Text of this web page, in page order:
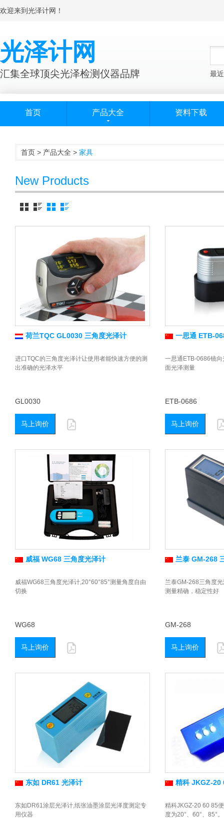
欢迎来到光泽计网！
光泽计网
汇集全球顶尖光泽检测仪器品牌 最
首页 产品大全 资料下载
首页 > 产品大全 > 家具
New Products
荷兰TQC GL0030 三角度光泽计
进口TQC的三角度光泽计让使用者能快速方便的测
出准确的光泽水平
GL0030
马上询价
一思通 ETB-
一思通ETB-0686镜
面光泽测量
ETB-0686
马上询价
威福 WG68 三角度光泽计
威福WG68三角度光泽计,20°60°85°测量角度自由
切换
WG68
马上询价
兰泰 GM-268
兰泰GM-268三角度
测量精确，稳定性好
GM-268
马上询价
东如 DR61 光泽计
东如DR61涂层光泽计,纸张油墨涂层光泽度测定专
用仪器
精科 JKGZ-20
精科JKGZ-20 60 85
度为20°、60°、85°。